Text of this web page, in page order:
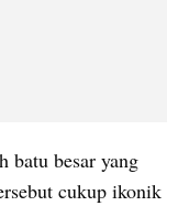
batu besar yang
cukup ikonik